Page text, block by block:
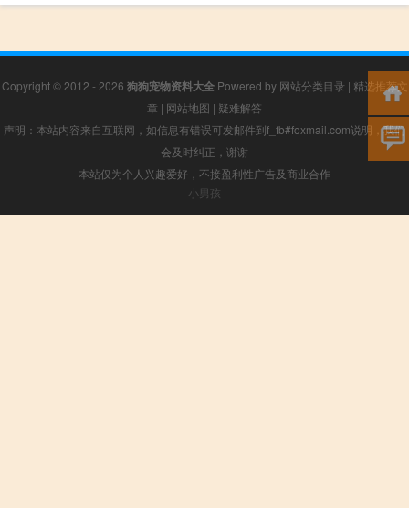
Copyright © 2012 - 2026 狗狗宠物资料大全Powered by 网站分类目录 | 精选推荐文
章 | 网站地图 | 疑难解答
声明：本站内容来自互联网，如信息有错误可发邮件到f_fb#foxmail.com说明，我们
会及时纠正，谢谢
本站仅为个人兴趣爱好，不接盈利性广告及商业合作
小男孩